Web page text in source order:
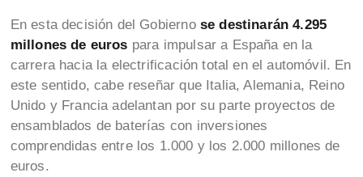
En esta decisión del Gobierno se destinarán 4.295
millones de euros para impulsar a España en la
carrera hacia la electrificación total en el automóvil. En
este sentido, cabe reseñar que Italia, Alemania, Reino
Unido y Francia adelantan por su parte proyectos de
ensamblados de baterías con inversiones
comprendidas entre los 1.000 y los 2.000 millones de
euros.